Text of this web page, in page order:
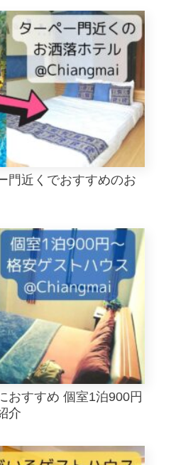
門近くでおすすめのお
おすすめ 個室1泊900円
介